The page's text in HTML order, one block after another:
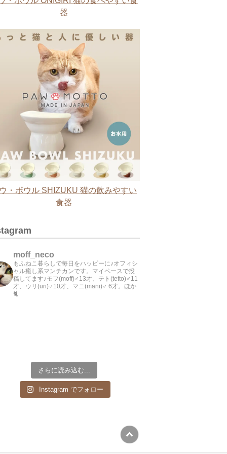
器
・ボウル SHIZUKU 猫の飲みやすい
食器
moff_neco
もふねこ暮らしで毎日をハッピーに♪オフィシ
ャル癒し系マンチカンです。マイペースで投
稿してます♪モフ(moff)♂13才、テト(tetto)♂11
才、ウリ(uri)♂10才、マニ(mani)♂ 6才。ほか
🐈
さらに読み込む...
Instagram でフォロー